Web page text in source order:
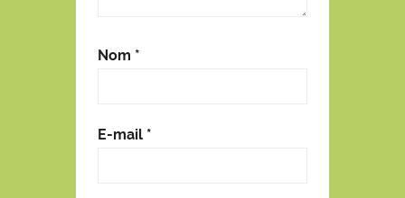
Nom *
E-mail *